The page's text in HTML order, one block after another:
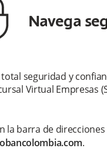
Navega
seguridad y
Virtual Empresas
la barra de direcciones
.